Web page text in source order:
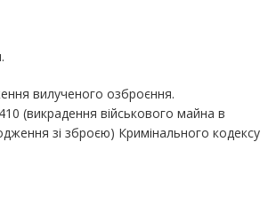
вилученого озброєння.
(викрадення військового майна в
зі зброєю) Кримінального кодексу